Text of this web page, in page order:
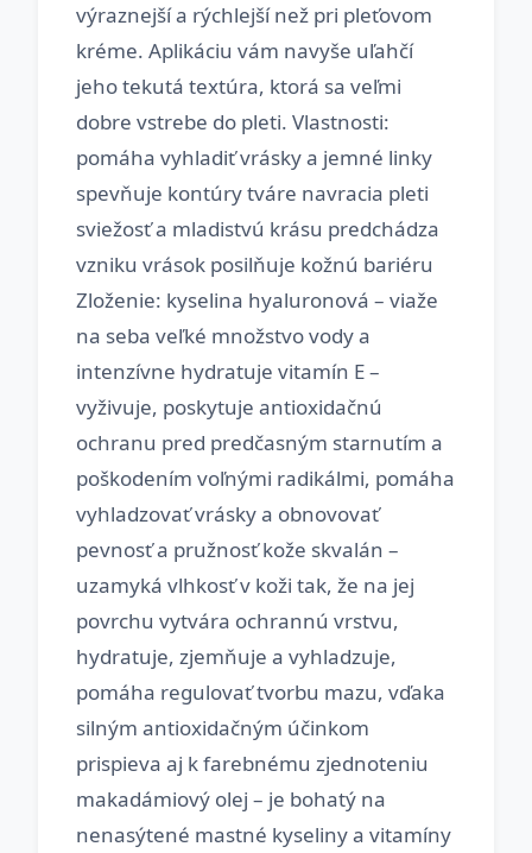
výraznejší a rýchlejší než pri pleťovom
kréme. Aplikáciu vám navyše uľahčí
jeho tekutá textúra, ktorá sa veľmi
dobre vstrebe do pleti. Vlastnosti:
pomáha vyhladiť vrásky a jemné linky
spevňuje kontúry tváre navracia pleti
sviežosť a mladistvú krásu predchádza
vzniku vrások posilňuje kožnú bariéru
Zloženie: kyselina hyaluronová –⁠⁠⁠⁠⁠⁠ viaže
na seba veľké množstvo vody a
intenzívne hydratuje vitamín E –
vyživuje, poskytuje antioxidačnú
ochranu pred predčasným starnutím a
poškodením voľnými radikálmi, pomáha
vyhladzovať vrásky a obnovovať
pevnosť a pružnosť kože skvalán –
uzamyká vlhkosť v koži tak, že na jej
povrchu vytvára ochrannú vrstvu,
hydratuje, zjemňuje a vyhladzuje,
pomáha regulovať tvorbu mazu, vďaka
silným antioxidačným účinkom
prispieva aj k farebnému zjednoteniu
makadámiový olej – je bohatý na
nenasýtené mastné kyseliny a vitamíny